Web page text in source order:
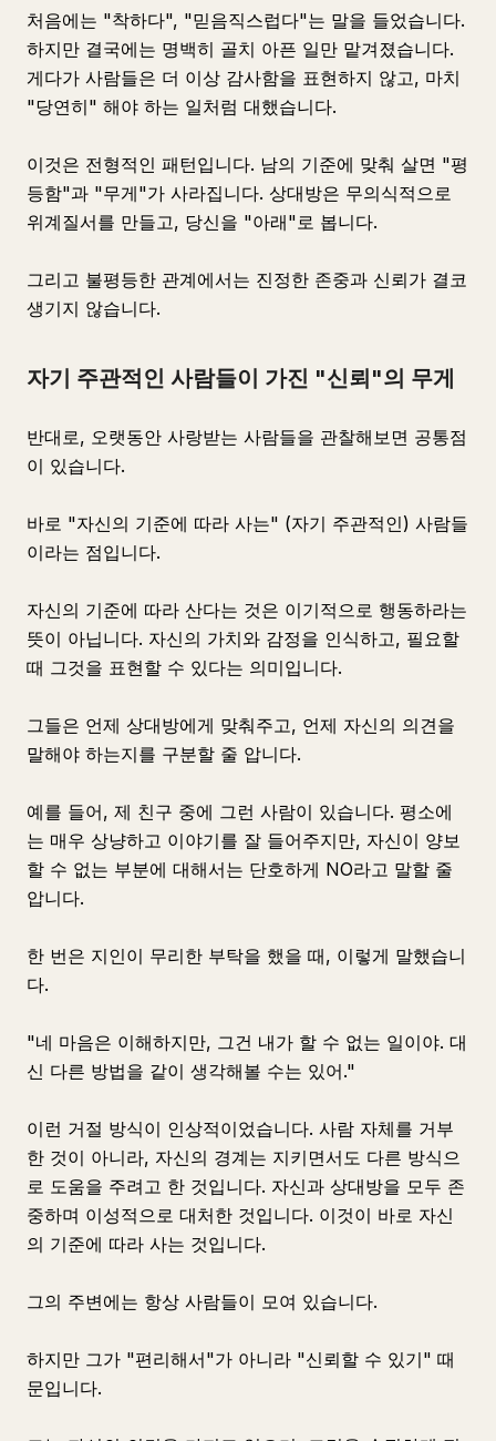
처음에는 "착하다", "믿음직스럽다"는 말을 들었습니다.
하지만 결국에는 명백히 골치 아픈 일만 맡겨졌습니다.
게다가 사람들은 더 이상 감사함을 표현하지 않고, 마치
"당연히" 해야 하는 일처럼 대했습니다.
이것은 전형적인 패턴입니다. 남의 기준에 맞춰 살면 "평
등함"과 "무게"가 사라집니다. 상대방은 무의식적으로
위계질서를 만들고, 당신을 "아래"로 봅니다.
그리고 불평등한 관계에서는 진정한 존중과 신뢰가 결코
생기지 않습니다.
자기 주관적인 사람들이 가진 "신뢰"의 무게
반대로, 오랫동안 사랑받는 사람들을 관찰해보면 공통점
이 있습니다.
바로 "자신의 기준에 따라 사는" (자기 주관적인) 사람들
이라는 점입니다.
자신의 기준에 따라 산다는 것은 이기적으로 행동하라는
뜻이 아닙니다. 자신의 가치와 감정을 인식하고, 필요할
때 그것을 표현할 수 있다는 의미입니다.
그들은 언제 상대방에게 맞춰주고, 언제 자신의 의견을
말해야 하는지를 구분할 줄 압니다.
예를 들어, 제 친구 중에 그런 사람이 있습니다. 평소에
는 매우 상냥하고 이야기를 잘 들어주지만, 자신이 양보
할 수 없는 부분에 대해서는 단호하게 NO라고 말할 줄
압니다.
한 번은 지인이 무리한 부탁을 했을 때, 이렇게 말했습니
다.
"네 마음은 이해하지만, 그건 내가 할 수 없는 일이야. 대
신 다른 방법을 같이 생각해볼 수는 있어."
이런 거절 방식이 인상적이었습니다. 사람 자체를 거부
한 것이 아니라, 자신의 경계는 지키면서도 다른 방식으
로 도움을 주려고 한 것입니다. 자신과 상대방을 모두 존
중하며 이성적으로 대처한 것입니다. 이것이 바로 자신
의 기준에 따라 사는 것입니다.
그의 주변에는 항상 사람들이 모여 있습니다.
하지만 그가 "편리해서"가 아니라 "신뢰할 수 있기" 때
문입니다.